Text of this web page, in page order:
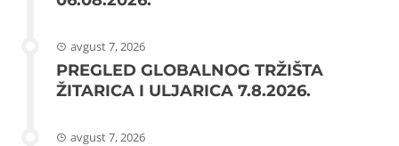
avgust 7, 2026
PREGLED GLOBALNOG TRŽIŠTA
ŽITARICA I ULJARICA 7.8.2026.
avgust 7, 2026